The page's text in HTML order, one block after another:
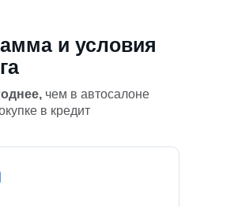
и условия
чем в автосалоне
в кредит